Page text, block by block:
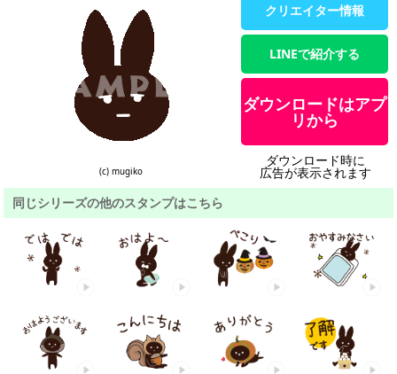
(c) mugiko
クリエイター情報
LINEで紹介する
ダウンロードはアプ
リから
ダウンロード時に
広告が表示されます
同じシリーズの他のスタンプはこちら